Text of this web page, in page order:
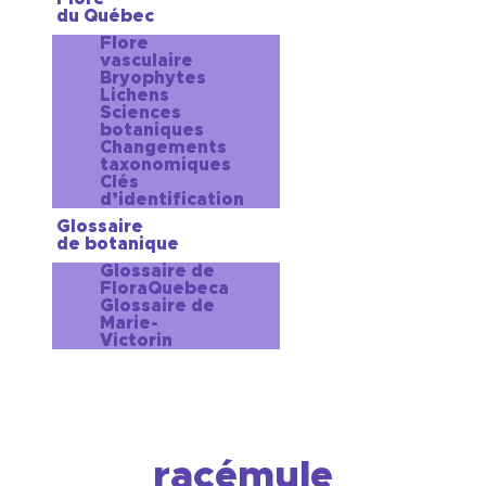
du Québec
Flore
vasculaire
Bryophytes
Lichens
Sciences
botaniques
Changements
taxonomiques
Clés
d’identification
Glossaire
de botanique
Glossaire de
FloraQuebeca
Glossaire de
Marie-
Victorin
racémule